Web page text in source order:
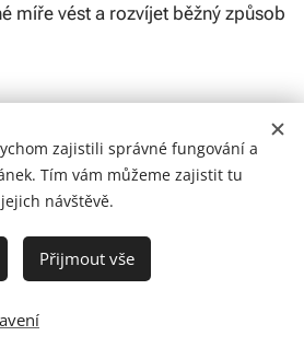
míře vést a rozvíjet běžný způsob
mail - ana@anatabor.cz
centrum © 2021
zajistili správné fungování a
Tím vám můžeme zajistit tu
návštěvě.
Přijmout vše